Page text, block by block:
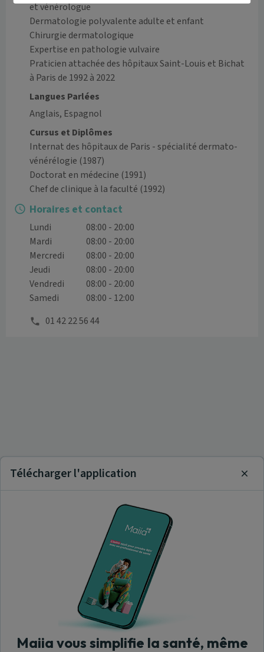
et vénérologue
Dermatologie polyvalente adulte et enfant
Chirurgie dermatologique
Expertise en pathologie vulvaire
Praticien attachée des hôpitaux Saint-Louis et Bichat
Langues Parlées
Anglais, Espagnol
Cursus et Diplômes
Internat des hôpitaux de Paris - spécialité dermato-
vénérélogie (1987)
Doctorat en médecine (1991)
Chef de clinique à la faculté (1992)
Horaires et contact
Lundi
08:00 - 20:00
Mardi
08:00 - 20:00
Mercredi
08:00 - 20:00
Jeudi
08:00 - 20:00
Vendredi
08:00 - 20:00
Samedi
08:00 - 12:00
01 42 22 56 44
Télécharger l'application
Maiia vous simplifie la santé, même